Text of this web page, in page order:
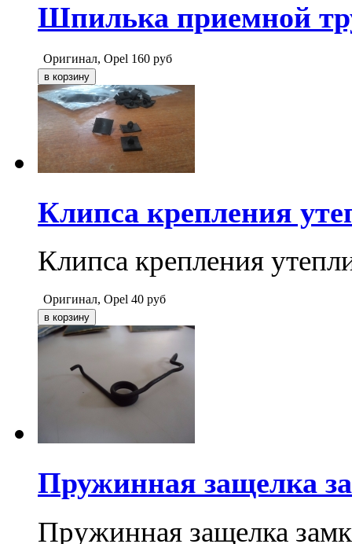
Шпилька приемной
Оригинал, Opel 160 руб
Клипса крепления
Клипса крепления
Оригинал, Opel 40 руб
Пружинная защелка
Пружинная защелка